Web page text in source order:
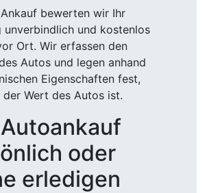
bewerten wir Ihr
unverbindlich und kostenlos
Ort. Wir erfassen den
Autos und legen anhand
Eigenschaften fest,
Wert des Autos ist.
oder
erledigen